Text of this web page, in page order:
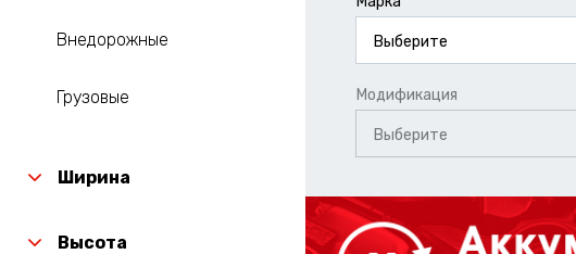
Внедорожные
Грузовые
Ширина
Высота
Выберите
Модификация
Выберите